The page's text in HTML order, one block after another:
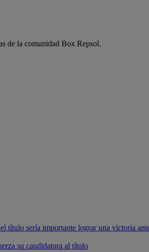
de la comunidad Box Repsol.
título sería importante lograr una victoria
su candidatura al título